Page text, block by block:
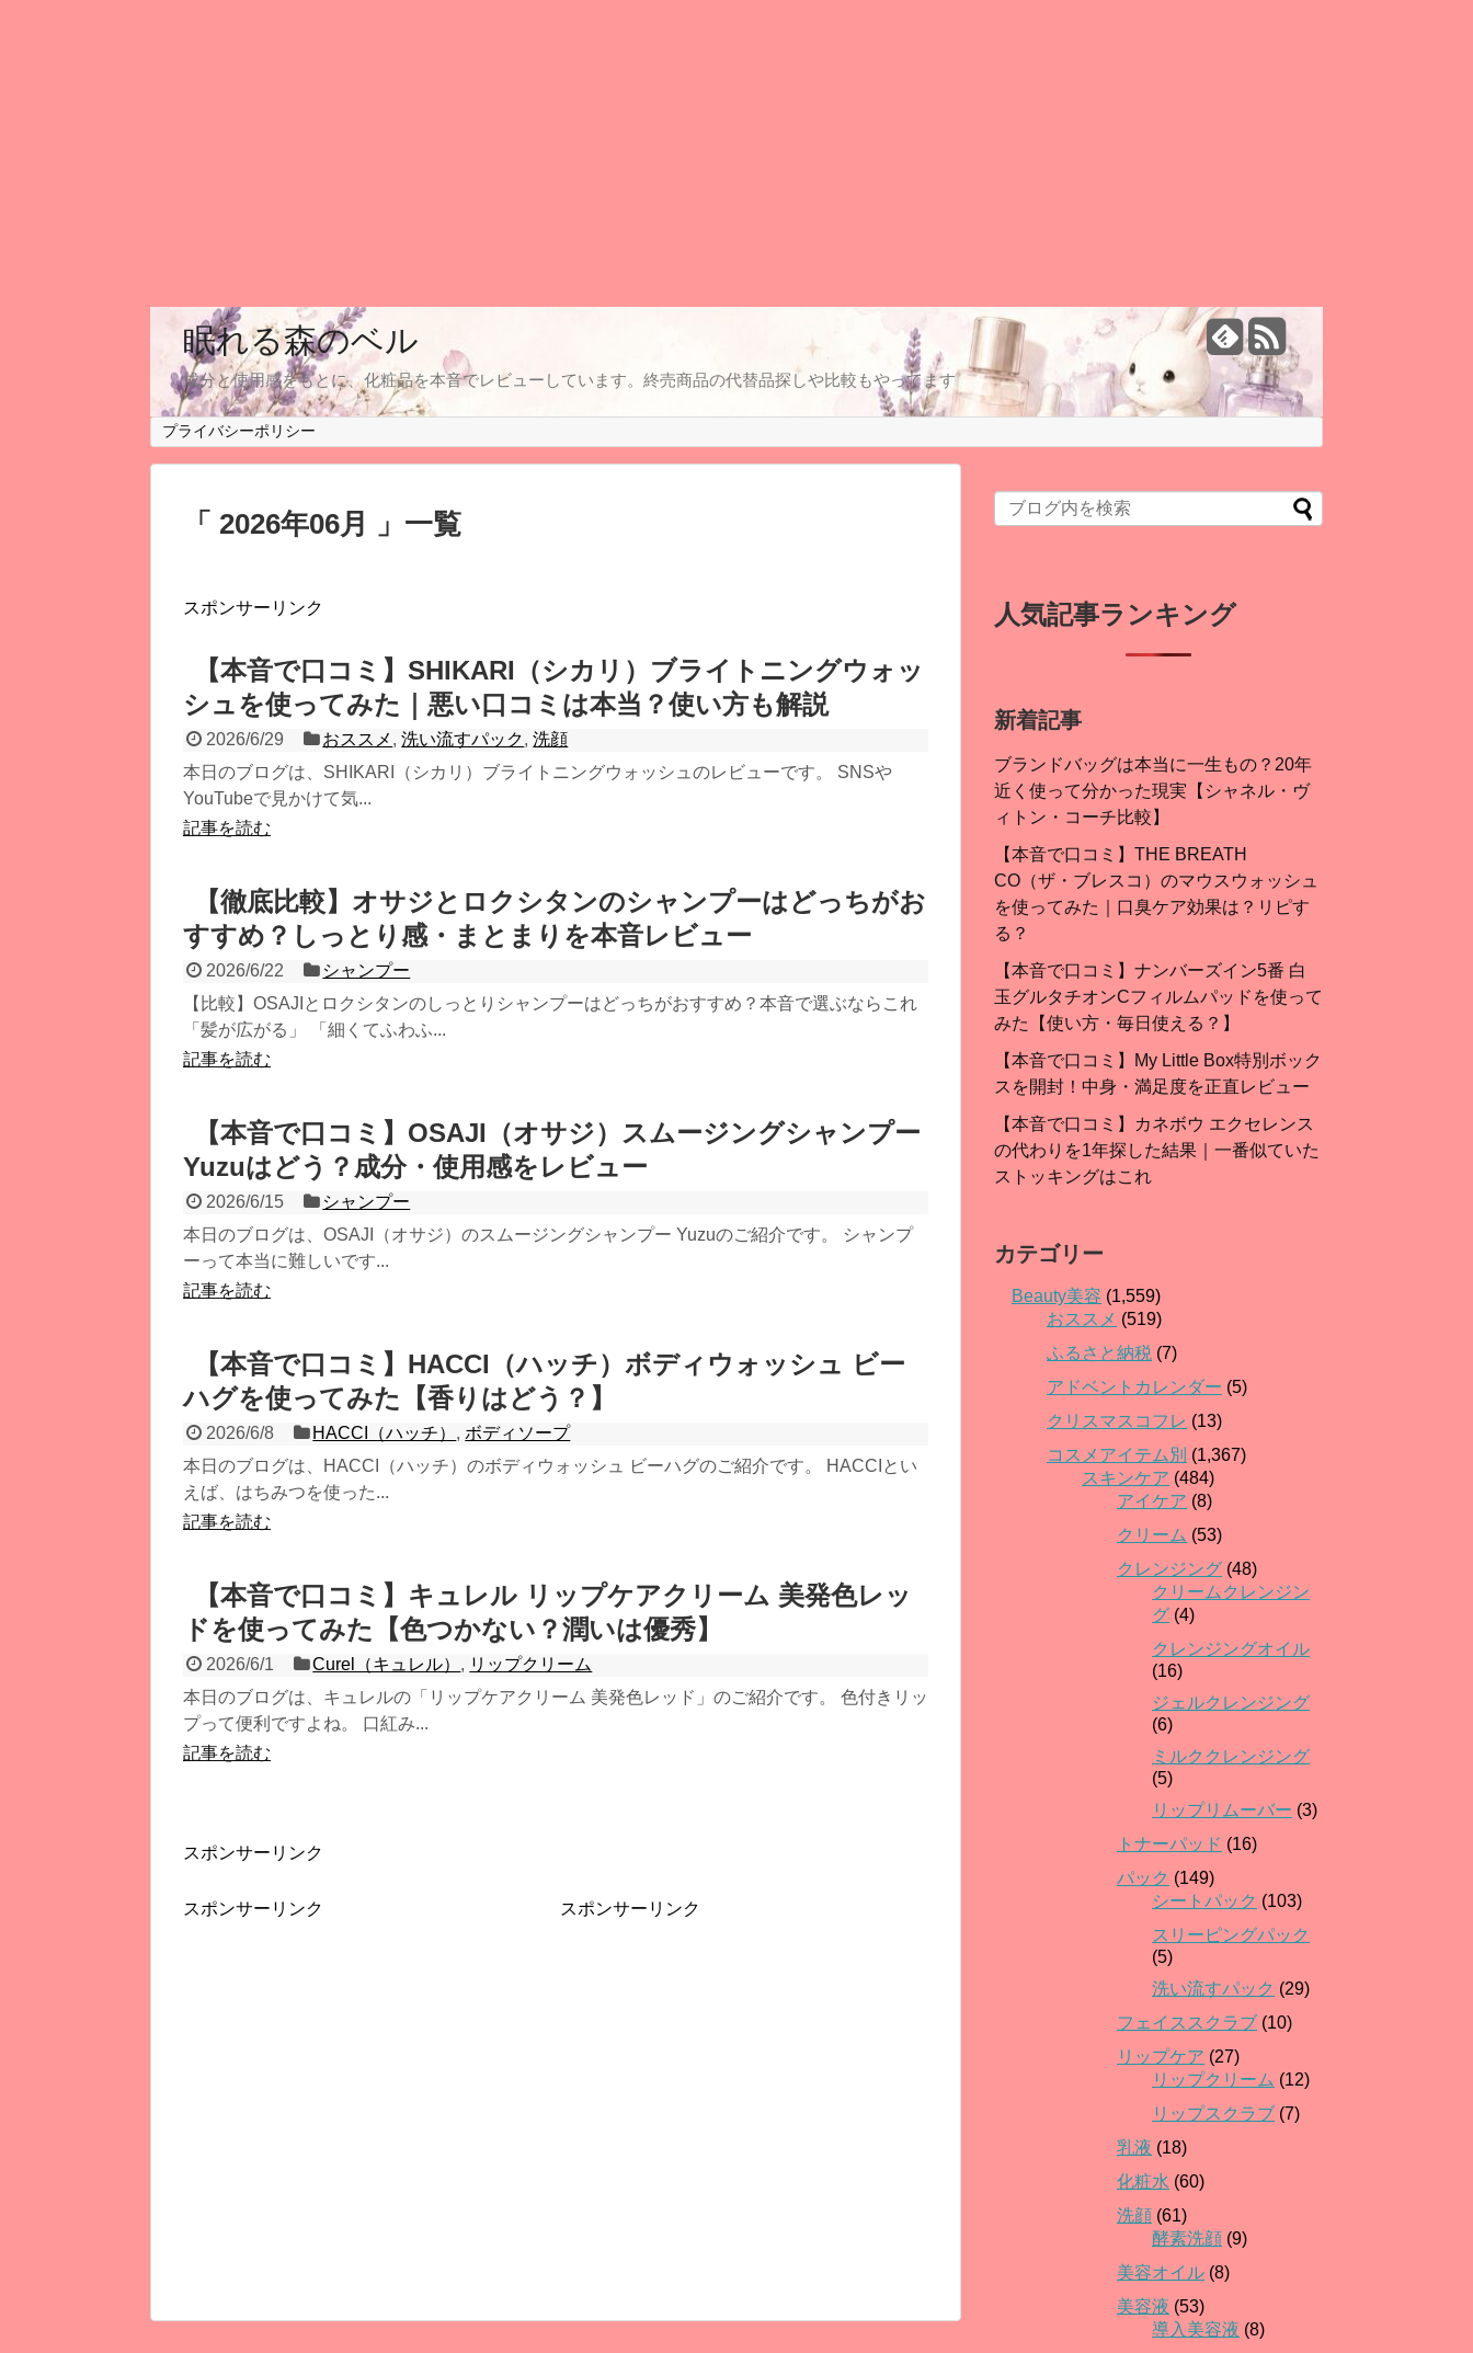
眠れる森のベル
成分と使用感をもとに、化粧品を本音でレビューしています。終売商品の代替品探しや比較もやってます
プライバシーポリシー
「 2026年06月 」一覧
スポンサーリンク
【本音で口コミ】SHIKARI（シカリ）ブライトニングウォッ
シュを使ってみた｜悪い口コミは本当？使い方も解説
2026/6/29 おススメ ,洗い流すパック,洗顔
本日のブログは、SHIKARI（シカリ）ブライトニングウォッシュのレビューです。 SNSや
YouTubeで見かけて気...
記事を読む
【徹底比較】オサジとロクシタンのシャンプーはどっちがお
すすめ？しっとり感・まとまりを本音レビュー
2026/6/22
シャンプー
【比較】OSAJIとロクシタンのしっとりシャンプーはどっちがおすすめ？本音で選ぶならこれ
「髪が広がる」 「細くてふわふ...
記事を読む
【本音で口コミ】OSAJI（オサジ）スムージングシャンプー
Yuzuはどう？成分・使用感をレビュー
2026/6/15
シャンプー
本日のブログは、OSAJI（オサジ）のスムージングシャンプー Yuzuのご紹介です。 シャンプ
ーって本当に難しいです...
記事を読む
【本音で口コミ】HACCI（ハッチ）ボディウォッシュ ビー
ハグを使ってみた【香りはどう？】
2026/6/8 HACCI（ハッチ） , ボディソープ
本日のブログは、HACCI（ハッチ）のボディウォッシュ ビーハグのご紹介です。 HACCIとい
えば、はちみつを使った...
記事を読む
【本音で口コミ】キュレル リップケアクリーム 美発色レッ
ドを使ってみた【色つかない？潤いは優秀】
2026/6/1 Curel（キュレル） , リップクリーム
本日のブログは、キュレルの「リップケアクリーム 美発色レッド」のご紹介です。 色付きリッ
プって便利ですよね。 口紅み...
記事を読む
スポンサーリンク
スポンサーリンク スポンサーリンク
人気記事ランキング
新着記事
ブランドバッグは本当に一生もの？20年
近く使って分かった現実【シャネル・ヴ
ィトン・コーチ比較】
【本音で口コミ】THE BREATH
CO（ザ・ブレスコ）のマウスウォッシュ
を使ってみた｜口臭ケア効果は？リピす
る？
【本音で口コミ】ナンバーズイン5番 白
玉グルタチオンCフィルムパッドを使って
みた【使い方・毎日使える？】
【本音で口コミ】My Little Box特別ボック
スを開封！中身・満足度を正直レビュー
【本音で口コミ】カネボウ エクセレンス
の代わりを1年探した結果｜一番似ていた
ストッキングはこれ
カテゴリー
Beauty美容 (1,559)
おススメ (519)
ふるさと納税 (7)
アドベントカレンダー (5)
クリスマスコフレ (13)
コスメアイテム別 (1,367)
スキンケア (484)
アイケア (8)
クリーム (53)
クレンジング (48)
クリームクレンジン
グ (4)
クレンジングオイル
(16)
ジェルクレンジング
(6)
ミルククレンジング
(5)
リップリムーバー (3)
トナーパッド (16)
パック (149)
シートパック (103)
スリーピングパック
(5)
洗い流すパック (29)
フェイススクラブ (10)
リップケア (27)
リップクリーム (12)
リップスクラブ (7)
乳液 (18)
化粧水 (60)
洗顔 (61)
酵素洗顔 (9)
美容オイル (8)
美容液 (53)
導入美容液 (8)